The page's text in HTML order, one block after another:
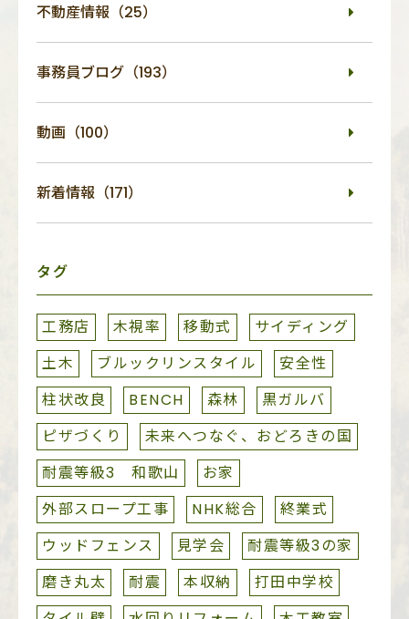
不動産情報（25）
事務員ブログ（193）
動画（100）
新着情報（171）
タグ
工務店 木視率 移動式
サイディング
土木
ブルックリンスタイル
安全性
柱状改良
BENCH 森林
黒ガルバ
ピザづくり
未来へつなぐ、おどろきの国
耐震等級3 和歌山
お家
外部スロープ工事
NHK総合
終業式
ウッドフェンス
見学会
耐震等級3の家
磨き丸太
耐震 本収納
打田中学校